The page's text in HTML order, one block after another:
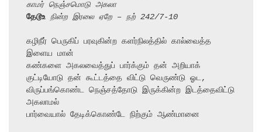
காமர் நெஞ்சமொடு அகலா
தேடூஉ நின்ற இரலை ஏறே – நற் 242/7-10
கழிநீர் பெருகிப் பரவுகின்ற களர்நிலத்தில் கால்வைத்த
இளைய மான்
கண்களை அகலவைத்துப் பார்க்கும் தன் அறியாக்
குட்டியோடு தன் கூட்டத்தை விட்டு வெருண்டு ஓட,
விருப்பங்கொண்ட நெஞ்சத்தோடு இருக்கின்ற இடத்தைவிட்டு
அகலாமல்
பார்வையால் தேடிக்கொண்டே நிற்கும் ஆண்மானை